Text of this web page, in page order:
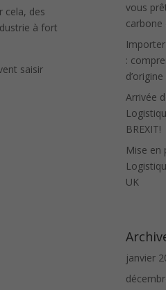
cela, des
à fort
saisir
vous
carbone
:
Arrivée
BREXIT!
Mise en
UK
janvier